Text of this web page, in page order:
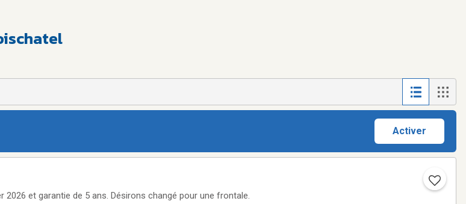
Activer
2026 et garantie de 5 ans. Désirons changé pour une frontale.